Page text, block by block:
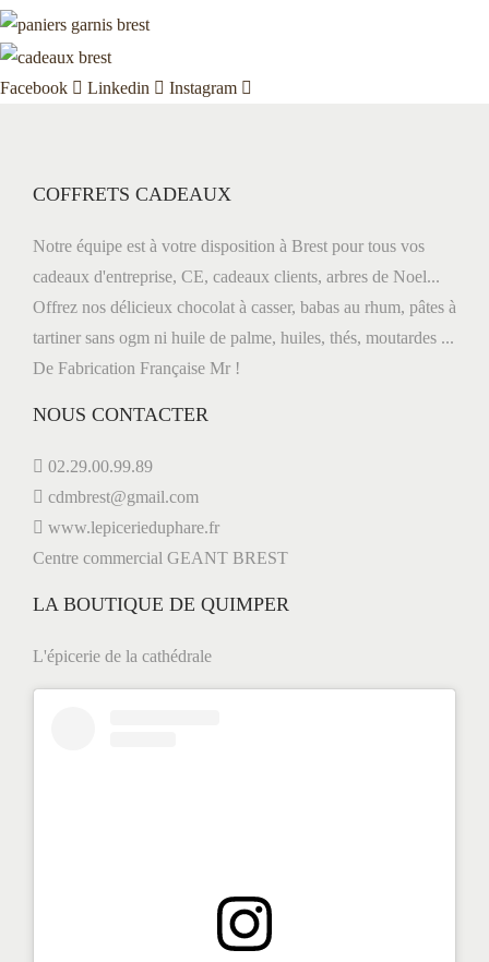
Facebook Linkedin Instagram
COFFRETS CADEAUX
Notre équipe est à votre disposition à Brest pour tous vos
cadeaux d'entreprise, CE, cadeaux clients, arbres de Noel...
Offrez nos délicieux chocolat à casser, babas au rhum, pâtes à
tartiner sans ogm ni huile de palme, huiles, thés, moutardes ...
De Fabrication Française Mr !
NOUS CONTACTER
02.29.00.99.89
cdmbrest@gmail.com
www.lepicerieduphare.fr
Centre commercial GEANT BREST
LA BOUTIQUE DE QUIMPER
L'épicerie de la cathédrale